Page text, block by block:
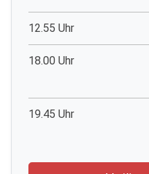
12.55 Uhr
18.00 Uhr
19.45 Uhr